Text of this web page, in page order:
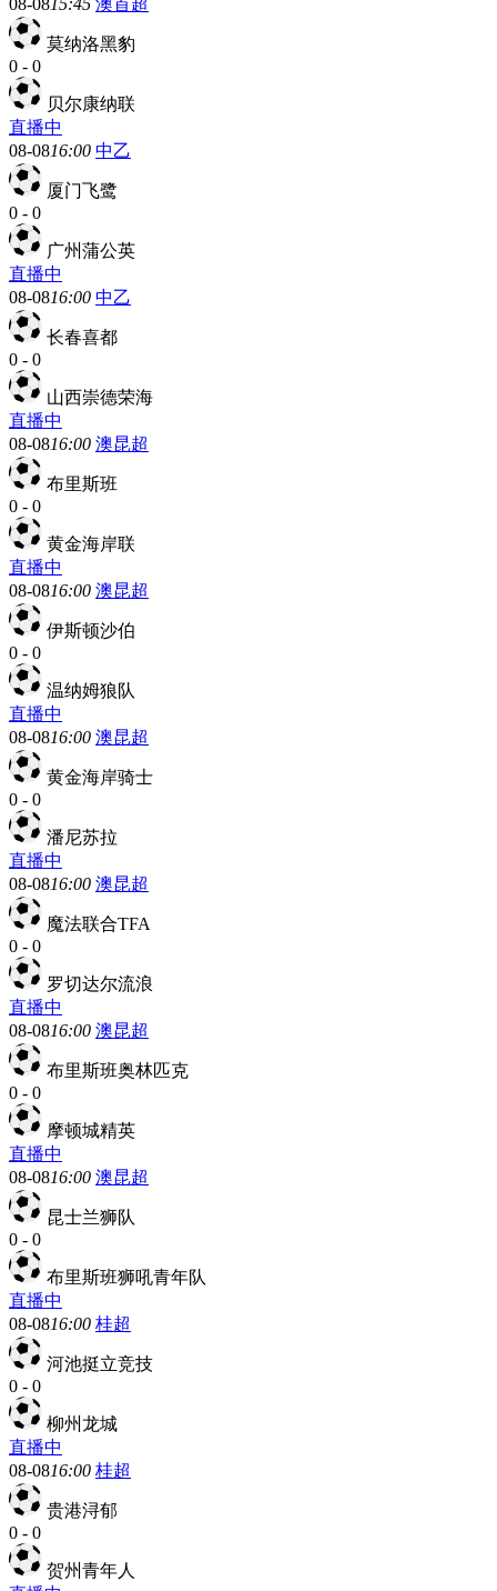
莫纳洛黑豹
0 - 0
贝尔康纳联
直播中
08-0816:00 中乙
厦门飞鹭
0 - 0
广州蒲公英
直播中
08-0816:00 中乙
长春喜都
0 - 0
山西崇德荣海
直播中
08-0816:00 澳昆超
布里斯班
0 - 0
黄金海岸联
直播中
08-0816:00 澳昆超
伊斯顿沙伯
0 - 0
温纳姆狼队
直播中
08-0816:00 澳昆超
黄金海岸骑士
0 - 0
潘尼苏拉
直播中
08-0816:00 澳昆超
魔法联合TFA
0 - 0
罗切达尔流浪
直播中
08-0816:00 澳昆超
布里斯班奥林匹克
0 - 0
摩顿城精英
直播中
08-0816:00 澳昆超
昆士兰狮队
0 - 0
布里斯班狮吼青年队
直播中
08-0816:00 桂超
河池挺立竞技
0 - 0
柳州龙城
直播中
08-0816:00 桂超
贵港浔郁
0 - 0
贺州青年人